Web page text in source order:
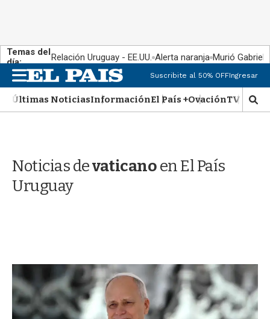
Temas del
día:
Relación Uruguay - EE.UU. Alerta naranja Murió Gabriel
M
e
n
u
Suscribite al 50% OFFIngresar
Últimas NoticiasInformaciónEl País +OvaciónTV Show
M
o
d
a
Noticias devaticanoen El País
Uruguay